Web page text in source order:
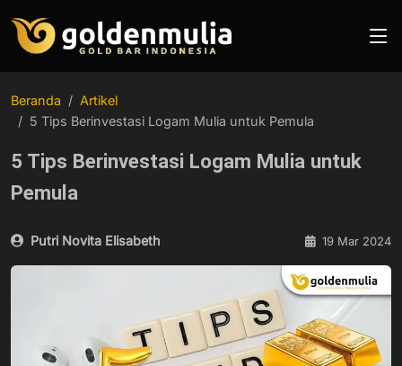
Beranda
Artikel
5 Tips Berinvestasi Logam Mulia untuk Pemula
5 Tips Berinvestasi Logam Mulia untuk
Pemula
Putri Novita Elisabeth 19 Mar 2024